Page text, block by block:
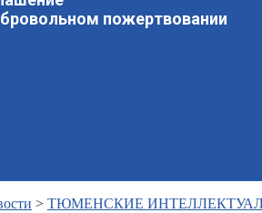
пожертвовании
> ТЮМЕНСКИЕ